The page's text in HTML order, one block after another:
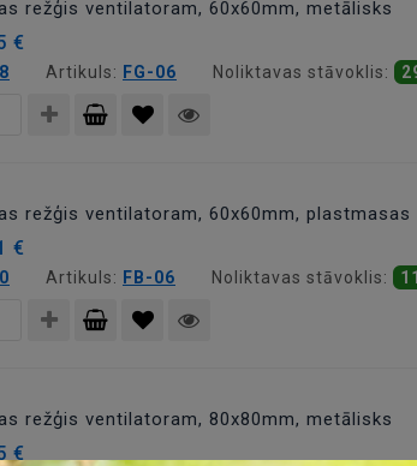
režģis ventilatoram, 60x60mm, metālisks
€
Artikuls: FG-06 Noliktavas stāvoklis:
režģis ventilatoram, 60x60mm, plastmasas
€
Artikuls: FB-06 Noliktavas stāvoklis:
režģis ventilatoram, 80x80mm, metālisks
€